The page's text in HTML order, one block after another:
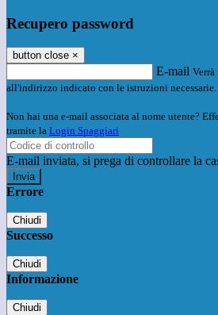
Recupero password
button close ×
E-mail
all'indirizzo indicato con le istruzioni necessarie.
Non hai una e-mail associata al nome utente?
tramite la Login Spaggiari
E-mail inviata, si prega di controllare la
Errore
Chiudi
Successo
Chiudi
Informazione
Chiudi